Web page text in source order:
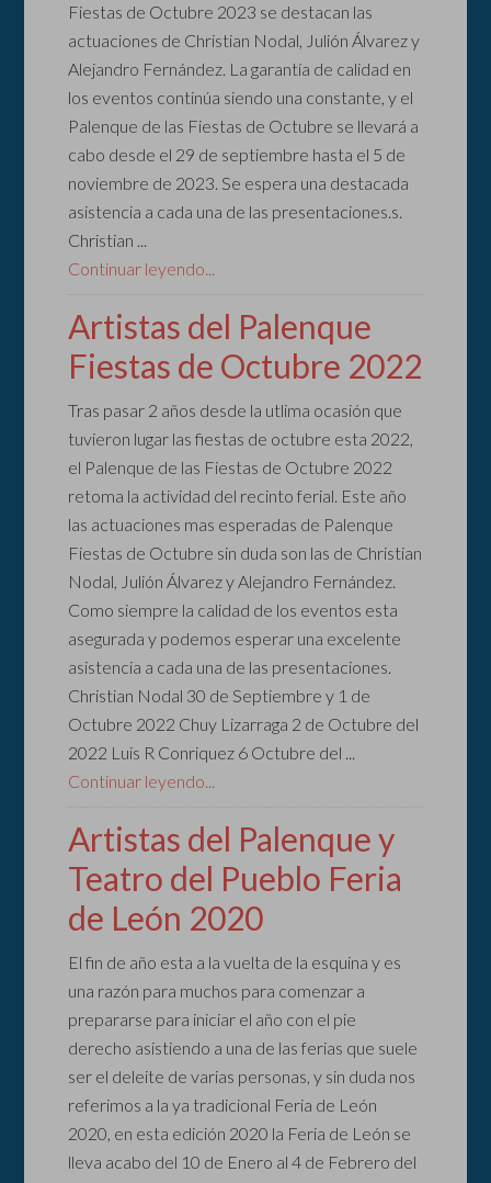
Fiestas de Octubre 2023 se destacan las
actuaciones de Christian Nodal, Julión Álvarez y
Alejandro Fernández. La garantía de calidad en
los eventos continúa siendo una constante, y el
Palenque de las Fiestas de Octubre se llevará a
cabo desde el 29 de septiembre hasta el 5 de
noviembre de 2023. Se espera una destacada
asistencia a cada una de las presentaciones.s.
Christian ...
Continuar leyendo...
Artistas del Palenque
Fiestas de Octubre 2022
Tras pasar 2 años desde la utlima ocasión que
tuvieron lugar las fiestas de octubre esta 2022,
el Palenque de las Fiestas de Octubre 2022
retoma la actividad del recinto ferial. Este año
las actuaciones mas esperadas de Palenque
Fiestas de Octubre sin duda son las de Christian
Nodal, Julión Álvarez y Alejandro Fernández.
Como siempre la calidad de los eventos esta
asegurada y podemos esperar una excelente
asistencia a cada una de las presentaciones.
Christian Nodal 30 de Septiembre y 1 de
Octubre 2022 Chuy Lizarraga 2 de Octubre del
2022 Luis R Conriquez 6 Octubre del ...
Continuar leyendo...
Artistas del Palenque y
Teatro del Pueblo Feria
de León 2020
El fin de año esta a la vuelta de la esquina y es
una razón para muchos para comenzar a
prepararse para iniciar el año con el pie
derecho asistiendo a una de las ferias que suele
ser el deleite de varias personas, y sin duda nos
referimos a la ya tradicional Feria de León
2020, en esta edición 2020 la Feria de León se
lleva acabo del 10 de Enero al 4 de Febrero del